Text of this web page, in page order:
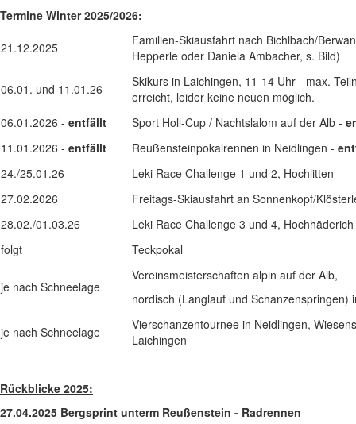
Termine Winter 2025/2026:
21.12.2025
Familien-Skiausfahrt nach Bichlbach/
Hepperle oder Daniela Ambacher, s. Bild)
06.01. und 11.01.26
Skikurs in Laichingen, 11-14 Uhr - max.
erreicht, leider keine neuen möglich.
06.01.2026 - entfällt Sport Holl-Cup / Nachtslalom auf der Alb -
11.01.2026 - entfällt Reußensteinpokalrennen in Neidlingen -
24./25.01.26
Leki Race Challenge 1 und 2, Hochlitten
27.02.2026
Freitags-Skiausfahrt an Sonnenkopf/
28.02./01.03.26
Leki Race Challenge 3 und 4, Hochhäderich
folgt
Teckpokal
je nach Schneelage
Vereinsmeisterschaften alpin auf der Alb,
nordisch (Langlauf und Schanzenspringen)
je nach Schneelage
Vierschanzentournee in Neidlingen,
Laichingen
Rückblicke 2025:
27.04.2025 Bergsprint unterm Reußenstein - Radrennen